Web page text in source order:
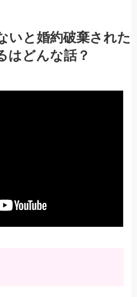
いと婚約破棄された
はどんな話？